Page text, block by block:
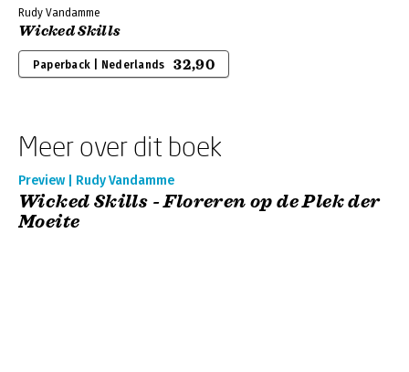
Rudy Vandamme
Wicked Skills
Paperback | Nederlands 32,90
Meer over dit boek
Preview | Rudy Vandamme
Wicked Skills - Floreren op de Plek der
Moeite